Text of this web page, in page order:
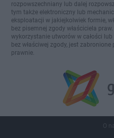
rozpowszechniany lub dalej
tym także elektroniczny lub
eksploatacji w jakiejkolwiek formie,
bez pisemnej zgody właściciela
wykorzystanie utworów w całości
bez właściwej zgody, jest
prawnie.
O